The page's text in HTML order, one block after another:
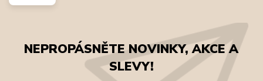
NEPROPÁSNĚTE NOVINKY, AKCE A
SLEVY!